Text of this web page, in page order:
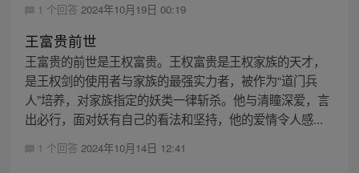
1 个回答 2024年10月19日 00:19
王富贵前世
王富贵的前世是王权富贵。王权富贵是王权家族的天才，
是王权剑的使用者与家族的最强实力者，被作为“道门兵
人”培养，对家族指定的妖类一律斩杀。他与清瞳深爱，言
出必行，面对妖有自己的看法和坚持，他的爱情令人感...
1 个回答 2024年10月14日 12:41